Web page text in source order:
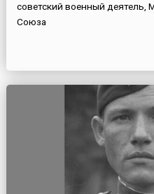
советский военный деятель,
Союза